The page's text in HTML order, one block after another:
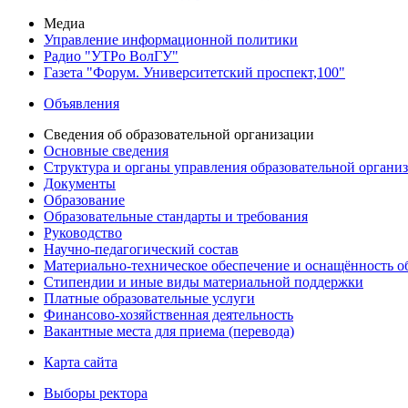
Медиа
Управление информационной политики
Радио "УТРо ВолГУ"
Газета "Форум. Университетский проспект,100"
Объявления
Сведения об образовательной организации
Основные сведения
Структура и органы управления образовательной
Документы
Образование
Образовательные стандарты и требования
Руководство
Научно-педагогический состав
Материально-техническое обеспечение и оснащённость
Стипендии и иные виды материальной поддержки
Платные образовательные услуги
Финансово-хозяйственная деятельность
Вакантные места для приема (перевода)
Карта сайта
Выборы ректора